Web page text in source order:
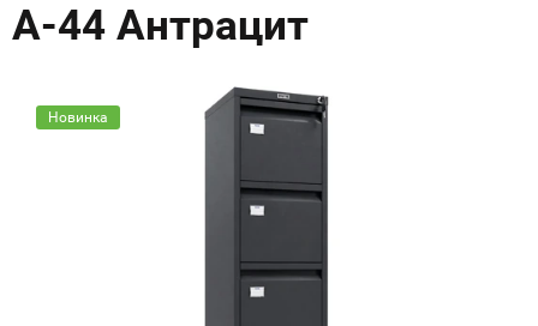
А-44 Антрацит
Новинка